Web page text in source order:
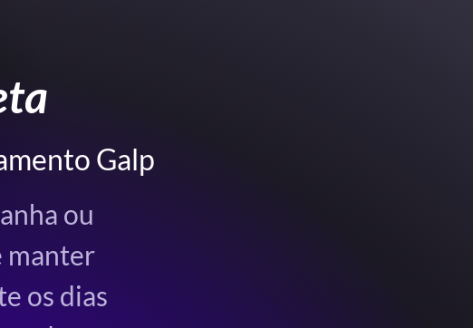
Galp
ou
manter
os dias